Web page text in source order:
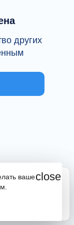
других
close
ваше
звонок